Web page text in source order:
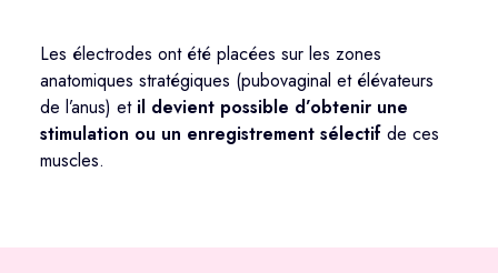
Les électrodes ont été placées sur les zones
anatomiques stratégiques (pubovaginal et élévateurs
de l’anus) et il devient possible d’obtenir une
stimulation ou un enregistrement sélectif de ces
muscles.